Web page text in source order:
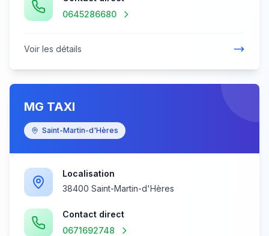
0645286680
Voir les détails
MG TAXI
Saint-Martin-d'Hères
Localisation
38400 Saint-Martin-d'Hères
Contact direct
0671692748